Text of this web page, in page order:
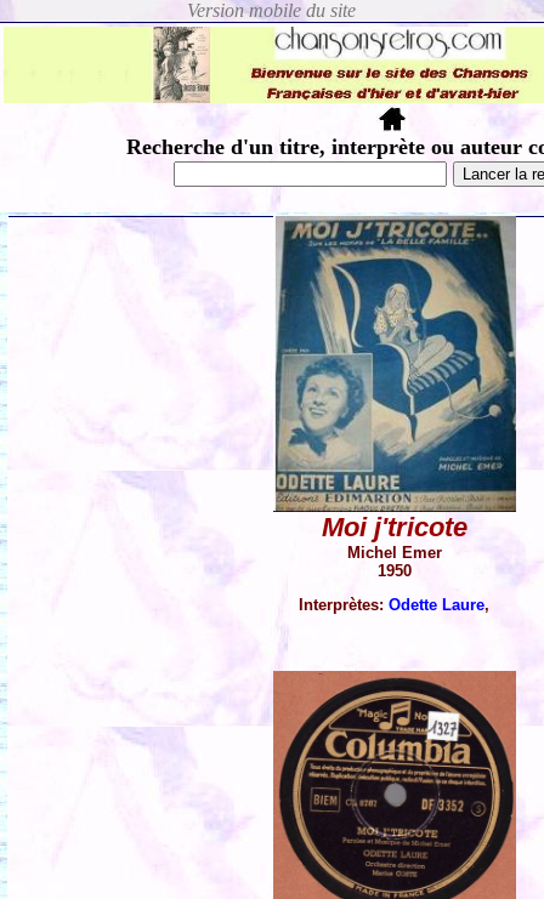
Recherche d'un titre, interprète ou auteur
Moi j'tricote
Michel Emer
1950
Interprètes:Odette Laure,